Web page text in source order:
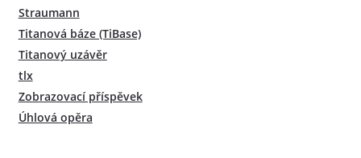
Straumann
Titanová báze (TiBase)
Titanový uzávěr
tlx
Zobrazovací příspěvek
Úhlová opěra